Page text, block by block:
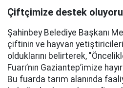
Çiftçimize destek
Şahinbey Belediye Başkanı
çiftinin ve hayvan
olduklarını belirterek,
Fuarı’nın Gaziantep’imize
Bu fuarda tarım alanında